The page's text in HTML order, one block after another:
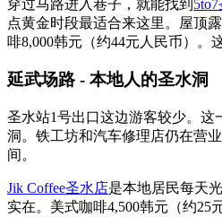
穿过马路进入巷子，就能找到
点黄金时段最适合来这里。屋顶
啡8,000韩元（约44元人民币）。
延武场路 - 本地人的圣水洞
圣水站1号出口这边游客较少。这
洞。铁工坊和汽车修理店仍在营
间。
Jik Coffee圣水店是本地居民每天
实在。美式咖啡4,500韩元（约25